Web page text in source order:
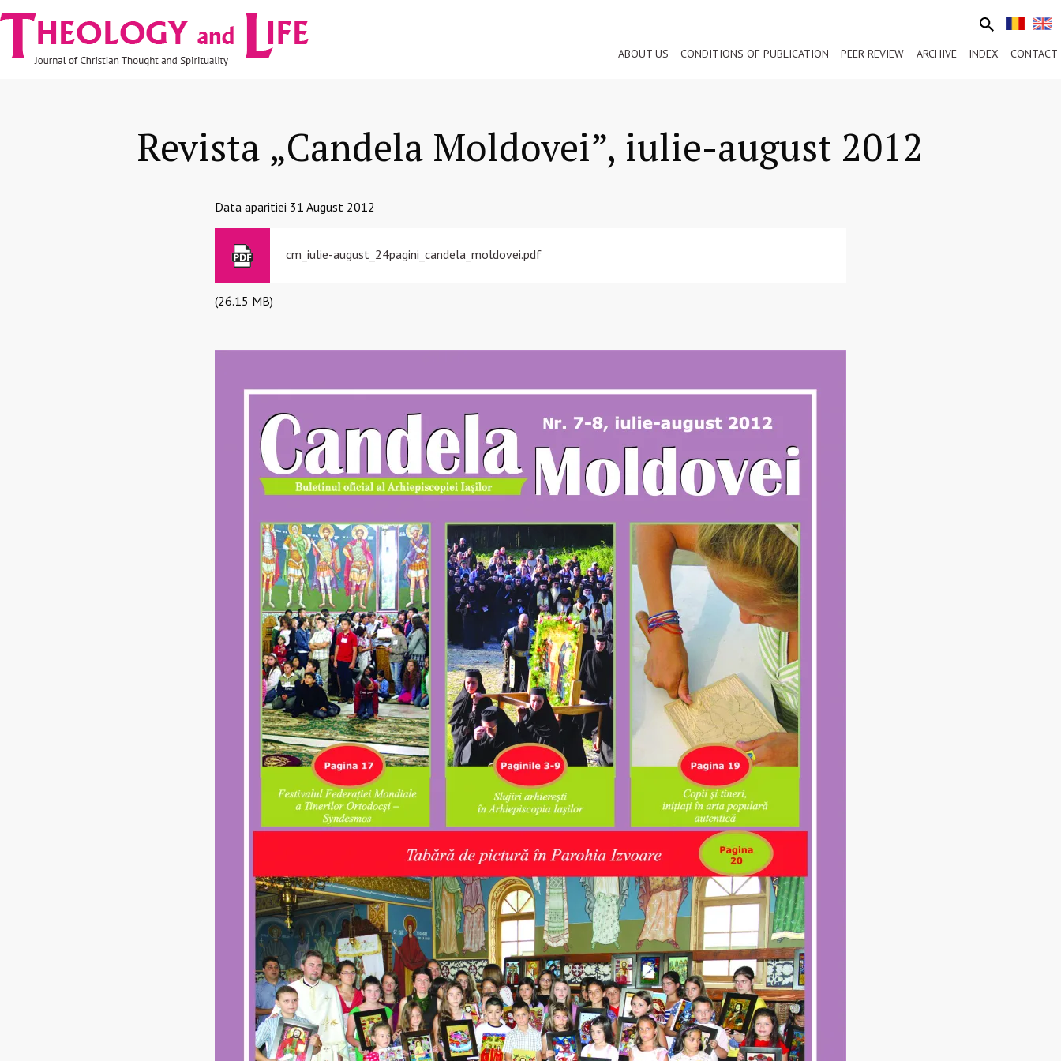
Skip to main content
Navigare
principală
ABOUT US CONDITIONS OF PUBLICATION PEER REVIEW ARCHIVE INDEX CONTACT
Revista „Candela Moldovei”, iulie-august 2012
Data aparitiei 31 August 2012
cm_iulie-august_24pagini_candela_moldovei.pdf
(26.15 MB)